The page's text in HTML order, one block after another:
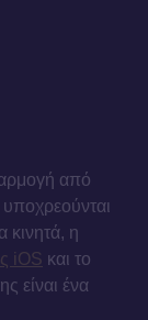
από
κινητά, η
iOS και το
είναι ένα